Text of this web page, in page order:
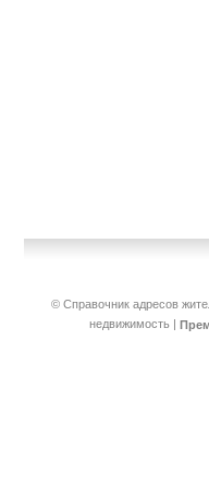
© Справочник адресов
недвижимость |